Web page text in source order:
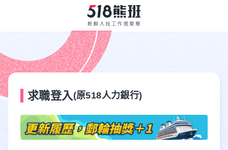
求職登入 (原518人力銀行)